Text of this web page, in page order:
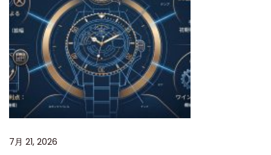
ロ
レ
ッ
ク
ス
デ
イ
ジ
7月 21, 2026